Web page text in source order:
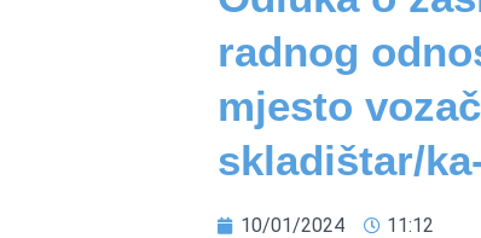
radnog
mjesto
skladištar/
10/01/2024 11:12